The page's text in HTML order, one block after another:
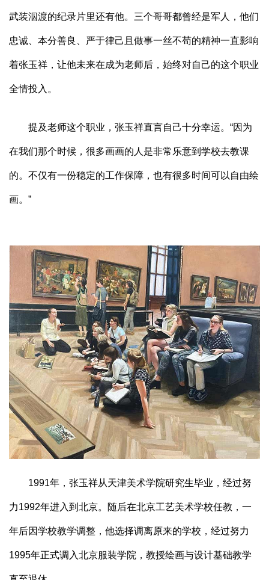
武装泅渡的纪录片里还有他。三个哥哥都曾经是军人，他们
忠诚、本分善良、严于律己且做事一丝不苟的精神一直影响
着张玉祥，让他未来在成为老师后，始终对自己的这个职业
全情投入。
提及老师这个职业，张玉祥直言自己十分幸运。“因为
在我们那个时候，很多画画的人是非常乐意到学校去教课
的。不仅有一份稳定的工作保障，也有很多时间可以自由绘
画。”
1991年，张玉祥从天津美术学院研究生毕业，经过努
力1992年进入到北京。随后在北京工艺美术学校任教，一
年后因学校教学调整，他选择调离原来的学校，经过努力
1995年正式调入北京服装学院，教授绘画与设计基础教学